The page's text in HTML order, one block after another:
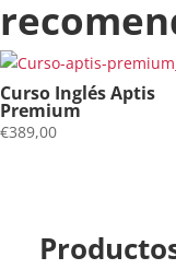
Curso Inglés Aptis
Premium
€389,00